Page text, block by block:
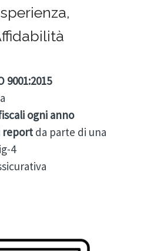
9001:2015
ogni anno
report da parte di una
4